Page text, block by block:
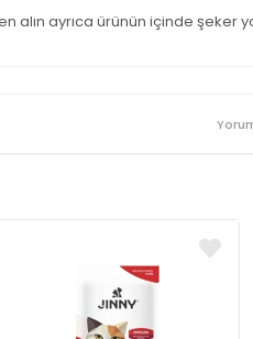
ayrıca ürünün içinde şeker